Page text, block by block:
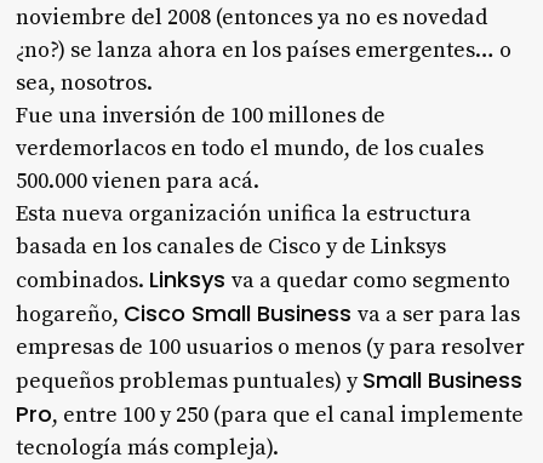
noviembre del 2008 (entonces ya no es novedad
¿no?) se lanza ahora en los países emergentes… o
sea, nosotros.
Fue una inversión de 100 millones de
verdemorlacos en todo el mundo, de los cuales
500.000 vienen para acá.
Esta nueva organización unifica la estructura
basada en los canales de Cisco y de Linksys
combinados. Linksysva a quedar como segmento
hogareño, Cisco Small Businessva a ser para las
empresas de 100 usuarios o menos (y para resolver
pequeños problemas puntuales) ySmall Business
Pro, entre 100 y 250 (para que el canal implemente
tecnología más compleja).